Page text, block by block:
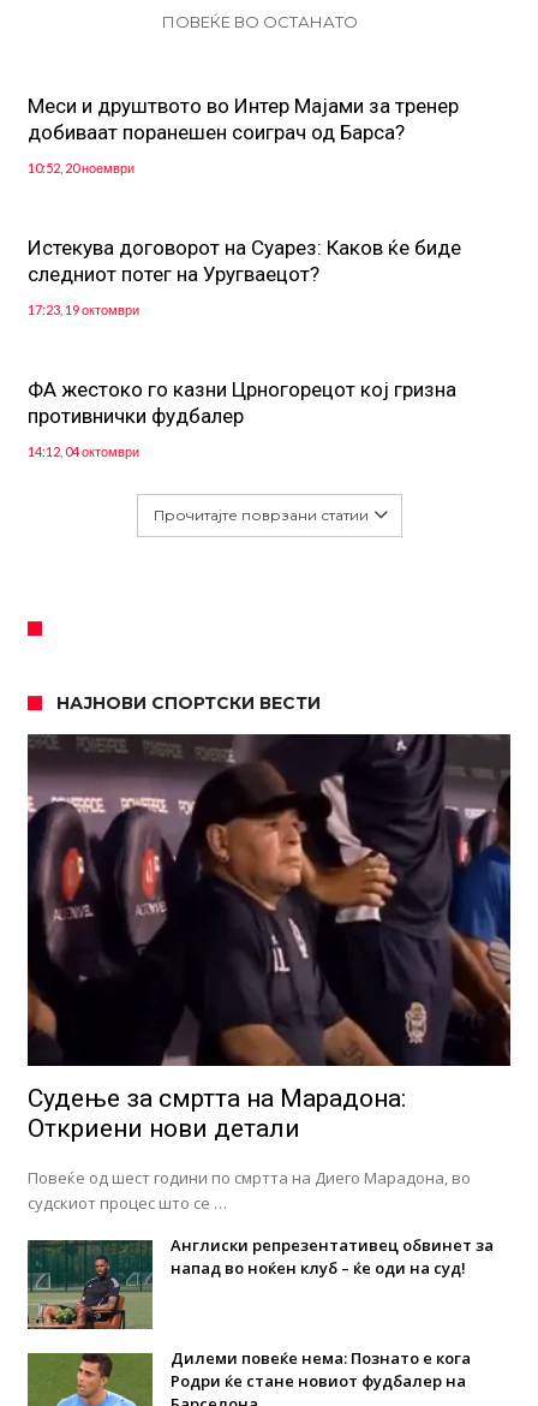
ПОВЕЌЕ ВО ОСТАНАТО
Меси и друштвото во Интер Мајами за тренер
добиваат поранешен соиграч од Барса?
10:52, 20 ноември
Истекува договорот на Суарез: Каков ќе биде
следниот потег на Уругваецот?
17:23, 19 октомври
ФА жестоко го казни Црногорецот кој гризна
противнички фудбалер
14:12, 04 октомври
Прочитајте поврзани статии
НАЈНОВИ СПОРТСКИ ВЕСТИ
Судење за смртта на Марадона:
Откриени нови детали
Повеќе од шест години по смртта на Диего Марадона, во
судскиот процес што се …
Англиски репрезентативец обвинет за
напад во ноќен клуб – ќе оди на суд!
Дилеми повеќе нема: Познато е кога
Родри ќе стане новиот фудбалер на